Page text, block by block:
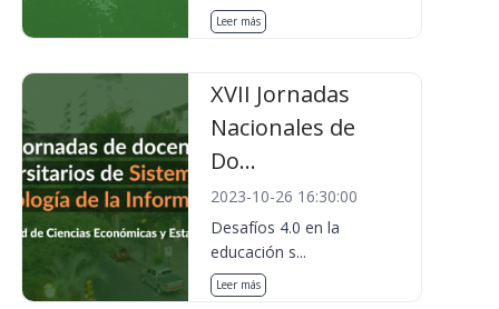
Leer más
XVII Jornadas
Nacionales de
Do...
2023-10-26 16:30:00
Desafíos 4.0 en la
educación s...
Leer más